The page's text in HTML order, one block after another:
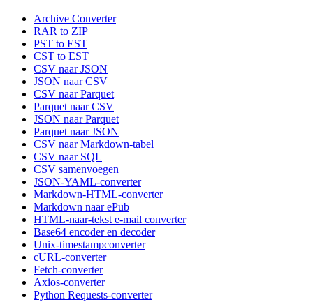
Archive Converter
RAR to ZIP
PST to EST
CST to EST
CSV naar JSON
JSON naar CSV
CSV naar Parquet
Parquet naar CSV
JSON naar Parquet
Parquet naar JSON
CSV naar Markdown-tabel
CSV naar SQL
CSV samenvoegen
JSON-YAML-converter
Markdown-HTML-converter
Markdown naar ePub
HTML-naar-tekst e-mail converter
Base64 encoder en decoder
Unix-timestampconverter
cURL-converter
Fetch-converter
Axios-converter
Python Requests-converter